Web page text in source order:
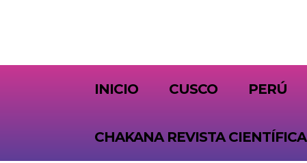
INICIO CUSCO PERÚ
CHAKANA REVISTA CIENTÍFICA